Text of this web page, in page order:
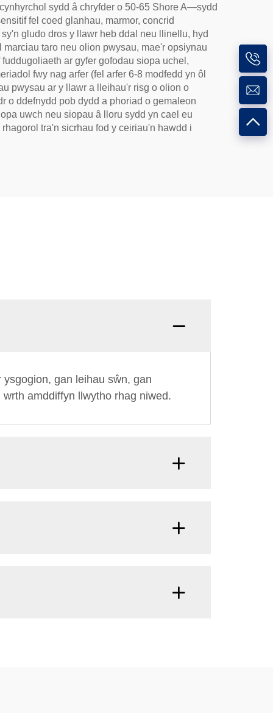
sydd â chryfder o 50-65 Shore A—sydd
fel coed glanhau, marmor, concrid
gludo dros y llawr heb ddal neu llinellu, hyd
taro neu olion pwysau, mae'r opsiynau
ar gyfer gofodau siopa uchel,
fwy nag arfer (fel arfer 6-8 modfedd yn ôl
pwysau ar y llawr a lleihau'r risg o olion o
o ddefnydd pob dydd a phoriad o gemaleon
uwch neu siopau â lloru sydd yn cael eu
tra'n sicrhau fod y ceiriau'n hawdd i
gan leihau sŵn, gan
amddiffyn llwytho rhag niwed.